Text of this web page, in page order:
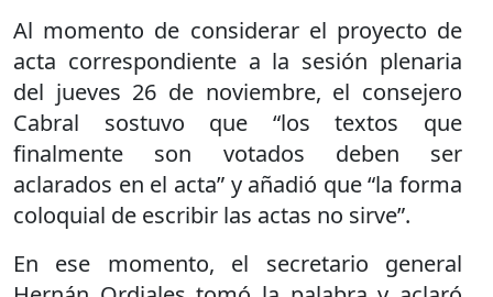
Al momento de considerar el proyecto de
acta correspondiente a la sesión plenaria
del jueves 26 de noviembre, el consejero
Cabral sostuvo que “los textos que
finalmente son votados deben ser
aclarados en el acta” y añadió que “la forma
coloquial de escribir las actas no sirve”.
En ese momento, el secretario general